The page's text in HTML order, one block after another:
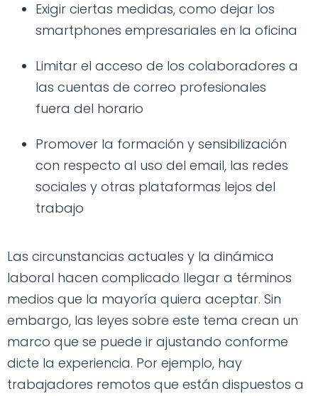
Exigir ciertas medidas, como dejar los
smartphones empresariales en la oficina
Limitar el acceso de los colaboradores a
las cuentas de correo profesionales
fuera del horario
Promover la formación y sensibilización
con respecto al uso del email, las redes
sociales y otras plataformas lejos del
trabajo
Las circunstancias actuales y la dinámica
laboral hacen complicado llegar a términos
medios que la mayoría quiera aceptar. Sin
embargo, las leyes sobre este tema crean un
marco que se puede ir ajustando conforme
dicte la experiencia. Por ejemplo, hay
trabajadores remotos que están dispuestos a